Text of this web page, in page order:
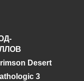
Desert
3